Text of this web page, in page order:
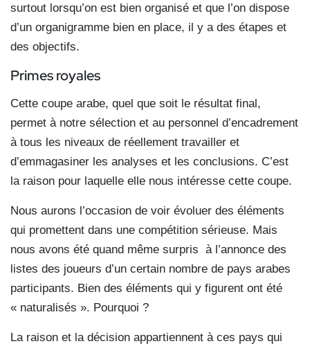
surtout lorsqu’on est bien organisé et que l’on dispose
d’un organigramme bien en place, il y a des étapes et
des objectifs.
Primes royales
Cette coupe arabe, quel que soit le résultat final,
permet à notre sélection et au personnel d’encadrement
à tous les niveaux de réellement travailler et
d’emmagasiner les analyses et les conclusions. C’est
la raison pour laquelle elle nous intéresse cette coupe.
Nous aurons l’occasion de voir évoluer des éléments
qui promettent dans une compétition sérieuse. Mais
nous avons été quand même surpris à l’annonce des
listes des joueurs d’un certain nombre de pays arabes
participants. Bien des éléments qui y figurent ont été
« naturalisés ». Pourquoi ?
La raison et la décision appartiennent à ces pays qui